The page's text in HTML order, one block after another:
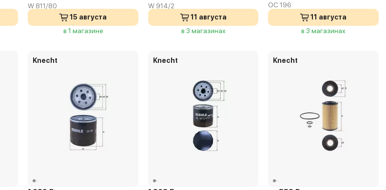
W 811/80
15 августа
в 1 магазине
W 914/2
11 августа
в 3 магазинах
OC 196
11 августа
в 3 магазинах
Knecht Knecht Knecht